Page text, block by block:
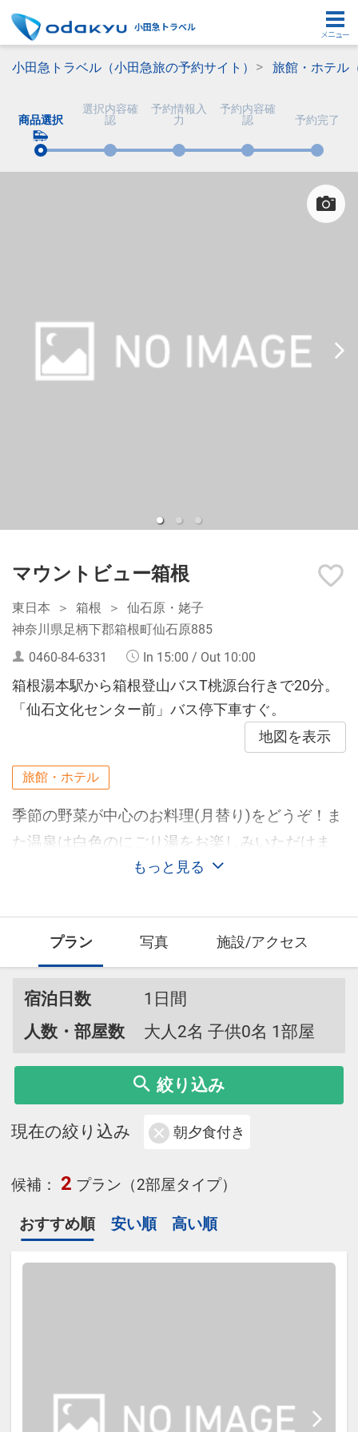
小田急トラベル
メニュー
小田急トラベル（小田急旅の予約サイト） 旅館・ホテル
商品選択
選択内容確
認
予約情報入
力
予約内容確
認
予約完了
マウントビュー箱根
東日本 箱根
仙石原・姥子
神奈川県足柄下郡箱根町仙石原885
0460-84-6331
In 15:00 / Out 10:00
箱根湯本駅から箱根登山バスT桃源台行きで20分。
「仙石文化センター前」バス停下車すぐ。
地図を表示
旅館・ホテル
もっと見る
季節の野菜が中心のお料理(月替り)をどうぞ！ま
た温泉は白色のにごり湯をお楽しみいただけま
す。 客室内は全て禁煙となっております。
プラン 写真 施設/アクセス
宿泊日数
1日間
人数・部屋数
大人2名 子供0名 1部屋
絞り込み
現在の絞り込み 朝夕食付き
候補： 2 プラン（2部屋タイプ）
おすすめ順 安い順 高い順